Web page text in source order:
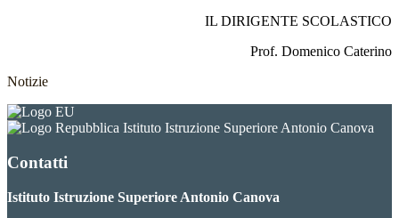
IL DIRIGENTE SCOLASTICO
Prof. Domenico Caterino
Notizie
Istituto Istruzione Superiore Antonio Canova
Contatti
Istituto Istruzione Superiore Antonio Canova